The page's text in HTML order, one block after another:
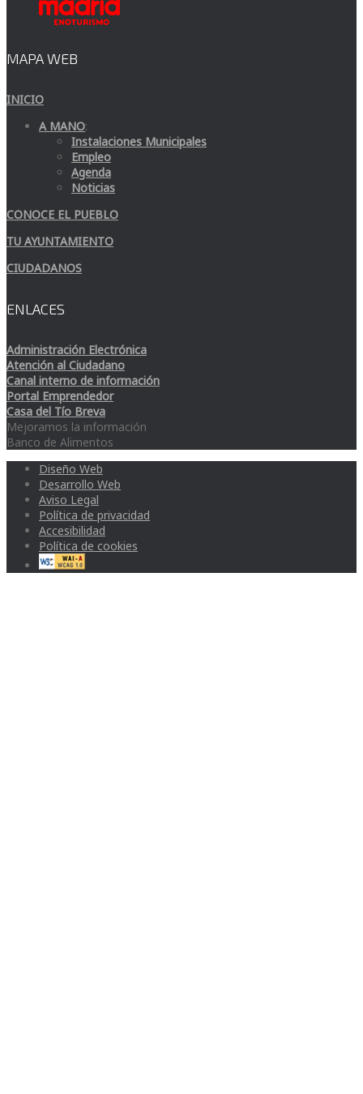
MAPA WEB
INICIO
A MANO:
Instalaciones Municipales
Empleo
Agenda
Noticias
CONOCE EL PUEBLO
TU AYUNTAMIENTO
CIUDADANOS
ENLACES
Administración Electrónica
Atención al Ciudadano
Canal interno de información
Portal Emprendedor
Casa del Tío Breva
Mejoramos la información
Banco de Alimentos
Diseño Web
Desarrollo Web
Aviso Legal
Política de privacidad
Accesibilidad
Política de cookies